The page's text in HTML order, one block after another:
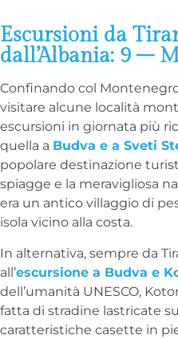
Escursioni da
dall’Albania: 9 –
Confinando col
visitare alcune località
escursioni in giornata più
quella a Budva e a Sveti
popolare destinazione
spiagge e la meravigliosa
era un antico villaggio di
isola vicino alla costa.
In alternativa, sempre da
all’escursione a Budva e
dell’umanità UNESCO,
fatta di stradine lastricate
caratteristiche casette in